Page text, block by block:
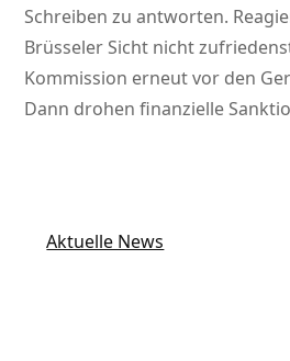
Schreiben zu antworten.
Brüsseler Sicht nicht
Kommission erneut vor den
Dann drohen finanzielle
Aktuelle News